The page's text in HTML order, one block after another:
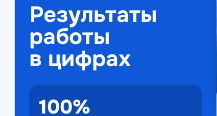
Результаты
работы
в цифрах
100%